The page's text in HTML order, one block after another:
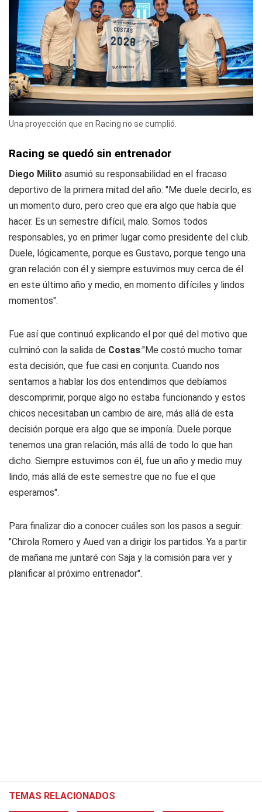
Una proyección que en Racing no se cumplió.
Racing se quedó sin entrenador
Diego Milito asumió su responsabilidad en el fracaso
deportivo de la primera mitad del año: "Me duele decirlo, es
un momento duro, pero creo que era algo que había que
hacer. Es un semestre difícil, malo. Somos todos
responsables, yo en primer lugar como presidente del club.
Duele, lógicamente, porque es Gustavo, porque tengo una
gran relación con él y siempre estuvimos muy cerca de él
en este último año y medio, en momento difíciles y lindos
momentos".
Fue así que continuó explicando el por qué del motivo que
culminó con la salida de Costas:"Me costó mucho tomar
esta decisión, que fue casi en conjunta. Cuando nos
sentamos a hablar los dos entendimos que debíamos
descomprimir, porque algo no estaba funcionando y estos
chicos necesitaban un cambio de aire, más allá de esta
decisión porque era algo que se imponía. Duele porque
tenemos una gran relación, más allá de todo lo que han
dicho. Siempre estuvimos con él, fue un año y medio muy
lindo, más allá de este semestre que no fue el que
esperamos".
Para finalizar dio a conocer cuáles son los pasos a seguir:
"Chirola Romero y Aued van a dirigir los partidos. Ya a partir
de mañana me juntaré con Saja y la comisión para ver y
planificar al próximo entrenador".
TEMAS RELACIONADOS